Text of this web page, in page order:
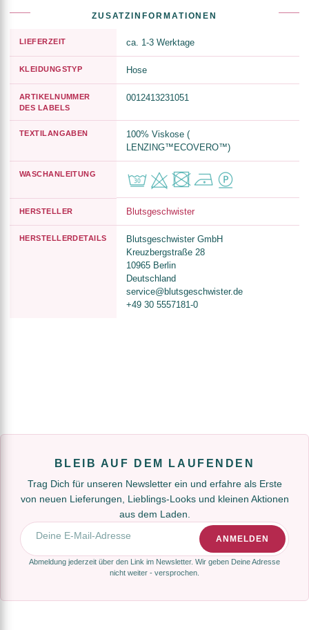
ZUSATZINFORMATIONEN
LIEFERZEIT ca. 1-3 Werktage
KLEIDUNGSTYP Hose
ARTIKELNUMMER
DES LABELS
0012413231051
TEXTILANGABEN
100% Viskose (
LENZING™ECOVERO™)
WASCHANLEITUNG
HERSTELLER Blutsgeschwister
HERSTELLERDETAILS
Blutsgeschwister GmbH
Kreuzbergstraße 28
10965 Berlin
Deutschland
service@blutsgeschwister.de
+49 30 5557181-0
BLEIB AUF DEM LAUFENDEN
Trag Dich für unseren Newsletter ein und erfahre als Erste
von neuen Lieferungen, Lieblings-Looks und kleinen Aktionen
aus dem Laden.
E-Mail-Adresse
ANMELDEN
Abmeldung jederzeit über den Link im Newsletter. Wir geben Deine Adresse
nicht weiter - versprochen.